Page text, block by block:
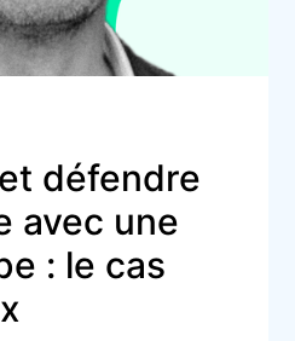
défendre
avec une
: le cas